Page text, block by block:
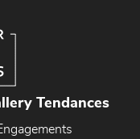
Tendances